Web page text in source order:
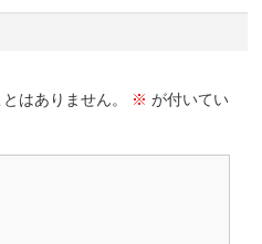
はありません。 ※ が付いてい